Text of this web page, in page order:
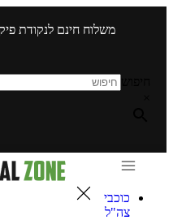
משלוח חינם לנקודת פיק
כוכבי
צה"ל